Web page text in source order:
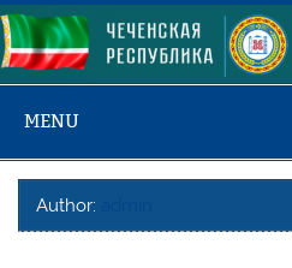
Skip
to
content
MENU
Author: